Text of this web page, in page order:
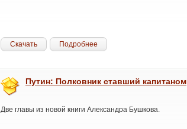
Скачать Подробнее
Путин: Полковник ставший капитаном
Две главы из новой книги Александра Бушкова.